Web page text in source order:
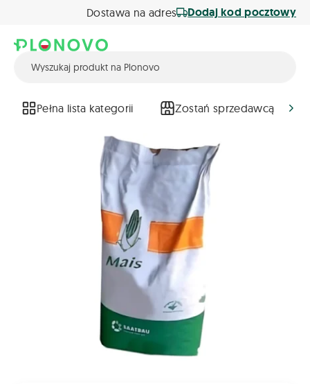
Dostawa na adres Dodaj kod pocztowy
Pełna lista kategorii Zostań sprzedawcą